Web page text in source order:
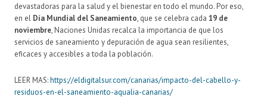
devastadoras para la salud y el bienestar en todo el mundo. Por eso,
en el Día Mundial del Saneamiento, que se celebra cada 19 de
noviembre, Naciones Unidas recalca la importancia de que los
servicios de saneamiento y depuración de agua sean resilientes,
eficaces y accesibles a toda la población.
LEER MAS:https://eldigitalsur.com/canarias/impacto-del-cabello-y-
residuos-en-el-saneamiento-aqualia-canarias/